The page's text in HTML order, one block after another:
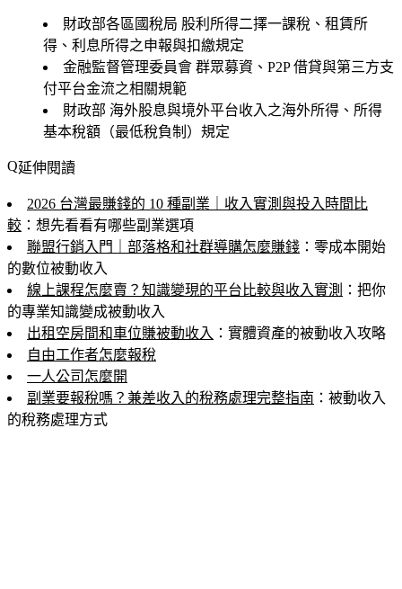
財政部各區國稅局 股利所得二擇一課稅、租賃所
得、利息所得之申報與扣繳規定
金融監督管理委員會 群眾募資、P2P 借貸與第三方支
付平台金流之相關規範
財政部 海外股息與境外平台收入之海外所得、所得
基本稅額（最低稅負制）規定
延伸閱讀
2026 台灣最賺錢的 10 種副業｜收入實測與投入時間比
較 ：想先看看有哪些副業選項
聯盟行銷入門｜部落格和社群導購怎麼賺錢 ：零成本開始
的數位被動收入
線上課程怎麼賣？知識變現的平台比較與收入實測 ：把你
的專業知識變成被動收入
出租空房間和車位賺被動收入 ：實體資產的被動收入攻略
自由工作者怎麼報稅
一人公司怎麼開
副業要報稅嗎？兼差收入的稅務處理完整指南 ：被動收入
的稅務處理方式